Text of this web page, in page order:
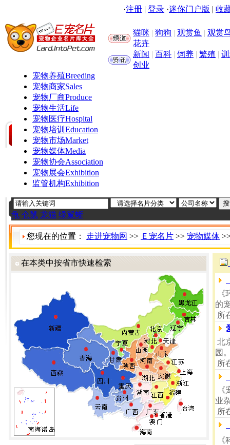
·注册 | 登录 ·迷你门户版 | 收
猫咪 | 狗狗 | 观赏鱼 | 观赏
花卉
新闻 | 百科 | 饲养 | 繁殖 |
创业
宠物养殖Breeding
宠物商家Sales
宠物厂商Produce
宠物生活Life
宠物医疗Hospital
宠物培训 Education
宠物市场Market
宠物媒体Media
宠物协会Association
宠物展会Exhibition
监管机构Exhibition
龟 仓鼠 龙猫 绿鬣蜥
您现在的位置： 走进宠物网 >> Ｅ宠名片 >> 宠物媒体
在本类中按省市快速检索
《
的
所
北
园
所
《
业
所
《